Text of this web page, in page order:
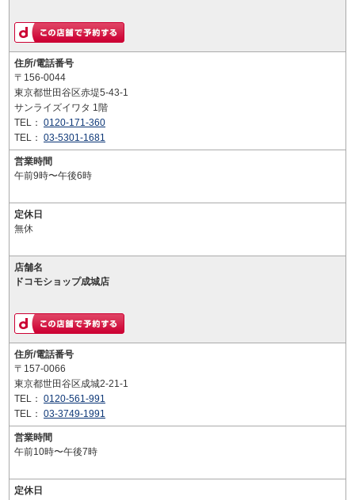
住所/電話番号
〒156-0044
東京都世田谷区赤堤5-43-1
サンライズイワタ 1階
TEL： 0120-171-360
TEL： 03-5301-1681
営業時間
午前9時〜午後6時
定休日
無休
店舗名
ドコモショップ成城店
住所/電話番号
〒157-0066
東京都世田谷区成城2-21-1
TEL： 0120-561-991
TEL： 03-3749-1991
営業時間
午前10時〜午後7時
定休日